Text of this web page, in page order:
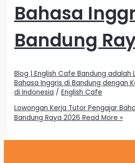
Bahasa
Bandung
Blog | English Cafe Bandung adalah
Bahasa Inggris di Bandung dengan
di Indonesia /English Cafe
Lowongan Kerja Tutor Pengajar
Bandung Raya 2026 Read More »